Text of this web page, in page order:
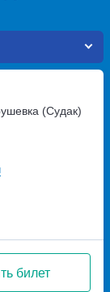
билет
(Судак)